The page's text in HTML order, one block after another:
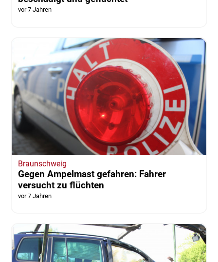
vor 7 Jahren
Braunschweig
Gegen Ampelmast gefahren: Fahrer
versucht zu flüchten
vor 7 Jahren